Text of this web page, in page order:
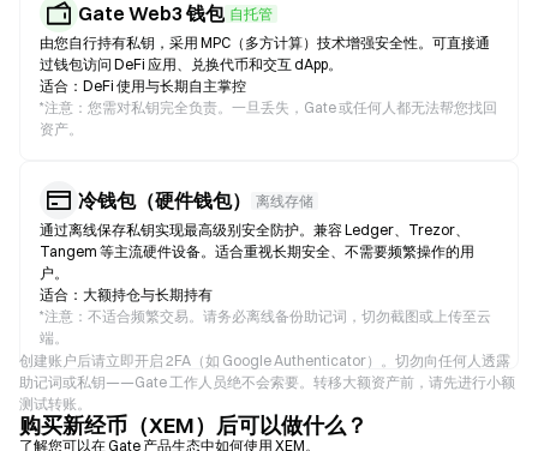
Gate Web3 钱包 自托管
由您自行持有私钥，采用 MPC（多方计算）技术增强安全性。可直接通
过钱包访问 DeFi 应用、兑换代币和交互 dApp。
适合：DeFi 使用与长期自主掌控
*注意：您需对私钥完全负责。一旦丢失，Gate 或任何人都无法帮您找回
资产。
冷钱包（硬件钱包）
离线存储
通过离线保存私钥实现最高级别安全防护。兼容 Ledger、Trezor、
Tangem 等主流硬件设备。适合重视长期安全、不需要频繁操作的用
户。
适合：大额持仓与长期持有
*注意：不适合频繁交易。请务必离线备份助记词，切勿截图或上传至云
端。
创建账户后请立即开启 2FA（如 Google Authenticator）。切勿向任何人透露
助记词或私钥——Gate 工作人员绝不会索要。转移大额资产前，请先进行小额
测试转账。
购买新经币（XEM）后可以做什么？
了解您可以在 Gate 产品生态中如何使用 XEM。